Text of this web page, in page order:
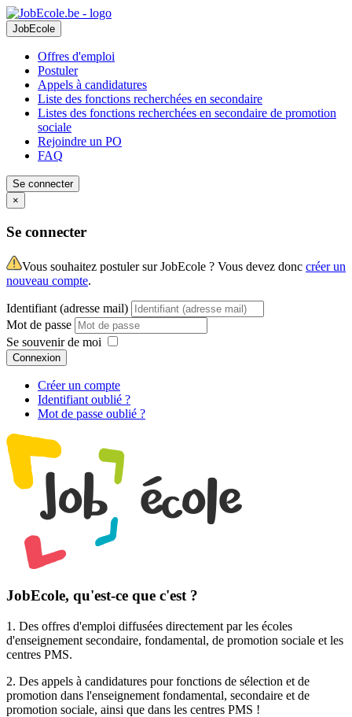
JobEcole
Offres d'emploi
Postuler
Appels à candidatures
Liste des fonctions recherchées en secondaire
Listes des fonctions recherchées en secondaire de promotion
sociale
Rejoindre un PO
FAQ
Se connecter
×
Se connecter
Vous souhaitez postuler sur JobEcole ? Vous devez donc créer un
nouveau compte.
Identifiant (adresse mail)
Mot de passe
Se souvenir de moi
Connexion
Créer un compte
Identifiant oublié ?
Mot de passe oublié ?
JobEcole, qu'est-ce que c'est ?
1. Des offres d'emploi diffusées directement par les écoles
d'enseignement secondaire, fondamental, de promotion sociale et les
centres PMS.
2. Des appels à candidatures pour fonctions de sélection et de
promotion dans l'enseignement fondamental, secondaire et de
promotion sociale, ainsi que dans les centres PMS !